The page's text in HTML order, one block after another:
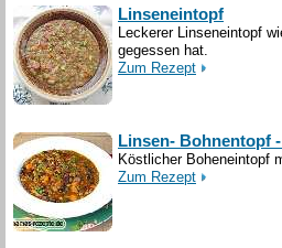
Linseneintopf
Leckerer Linseneintopf
gegessen hat.
Zum Rezept
Linsen- Bohnentopf -
Köstlicher Boheneintopf
Zum Rezept